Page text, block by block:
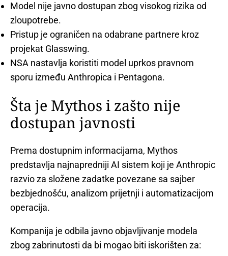
Model nije javno dostupan zbog visokog rizika od
zloupotrebe.
Pristup je ograničen na odabrane partnere kroz
projekat Glasswing.
NSA nastavlja koristiti model uprkos pravnom
sporu između Anthropica i Pentagona.
Šta je Mythos i zašto nije
dostupan javnosti
Prema dostupnim informacijama, Mythos
predstavlja najnapredniji AI sistem koji je Anthropic
razvio za složene zadatke povezane sa sajber
bezbjednošću, analizom prijetnji i automatizacijom
operacija.
Kompanija je odbila javno objavljivanje modela
zbog zabrinutosti da bi mogao biti iskorišten za: